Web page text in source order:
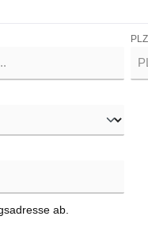
PLZ
ab.